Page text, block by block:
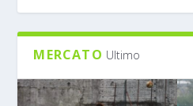
MERCATO Ultimo